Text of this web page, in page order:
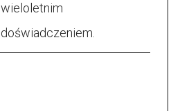
wieloletnim
doświadczeniem.